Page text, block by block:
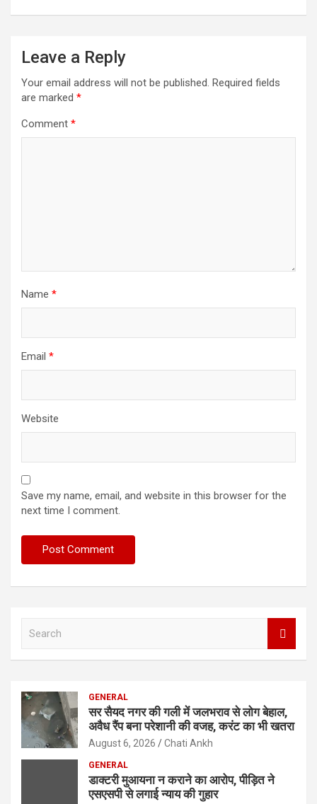
Leave a Reply
Your email address will not be published. Required fields
are marked *
Comment *
Name *
Email *
Website
Save my name, email, and website in this browser for the
next time I comment.
h
GENERAL
सर सैयद नगर की गली में जलभराव से लोग बेहाल,
अवैध रैंप बना परेशानी की वजह, करंट का भी खतरा
August 6, 2026 Chati Ankh
GENERAL
डाक्टरी मुआयना न कराने का आरोप, पीड़ित ने
एसएसपी से लगाई न्याय की गुहार